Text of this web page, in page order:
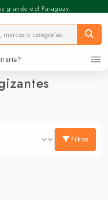
grande del Paraguay.
en 30 min.
Filtros